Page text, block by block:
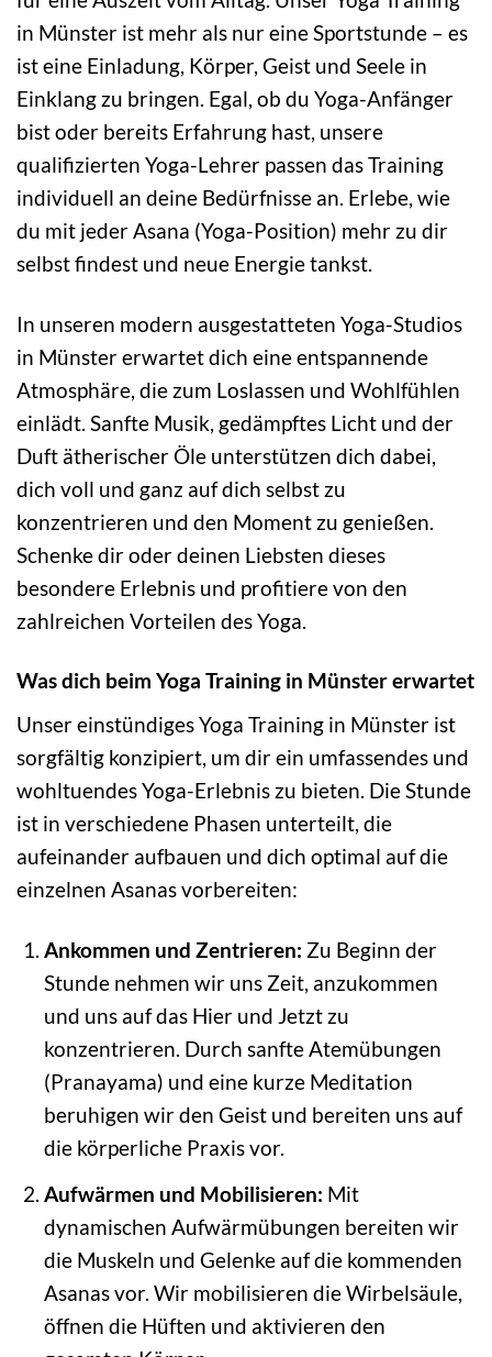
in Münster ist mehr als nur eine Sportstunde – es
ist eine Einladung, Körper, Geist und Seele in
Einklang zu bringen. Egal, ob du Yoga-Anfänger
bist oder bereits Erfahrung hast, unsere
qualifizierten Yoga-Lehrer passen das Training
individuell an deine Bedürfnisse an. Erlebe, wie
du mit jeder Asana (Yoga-Position) mehr zu dir
selbst findest und neue Energie tankst.
In unseren modern ausgestatteten Yoga-Studios
in Münster erwartet dich eine entspannende
Atmosphäre, die zum Loslassen und Wohlfühlen
einlädt. Sanfte Musik, gedämpftes Licht und der
Duft ätherischer Öle unterstützen dich dabei,
dich voll und ganz auf dich selbst zu
konzentrieren und den Moment zu genießen.
Schenke dir oder deinen Liebsten dieses
besondere Erlebnis und profitiere von den
zahlreichen Vorteilen des Yoga.
Was dich beim Yoga Training in Münster erwartet
Unser einstündiges Yoga Training in Münster ist
sorgfältig konzipiert, um dir ein umfassendes und
wohltuendes Yoga-Erlebnis zu bieten. Die Stunde
ist in verschiedene Phasen unterteilt, die
aufeinander aufbauen und dich optimal auf die
einzelnen Asanas vorbereiten:
Ankommen und Zentrieren: Zu Beginn der
Stunde nehmen wir uns Zeit, anzukommen
und uns auf das Hier und Jetzt zu
konzentrieren. Durch sanfte Atemübungen
(Pranayama) und eine kurze Meditation
beruhigen wir den Geist und bereiten uns auf
die körperliche Praxis vor.
Aufwärmen und Mobilisieren: Mit
dynamischen Aufwärmübungen bereiten wir
die Muskeln und Gelenke auf die kommenden
Asanas vor. Wir mobilisieren die Wirbelsäule,
öffnen die Hüften und aktivieren den